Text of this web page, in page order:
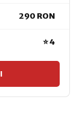
290 RON
⭐ 4